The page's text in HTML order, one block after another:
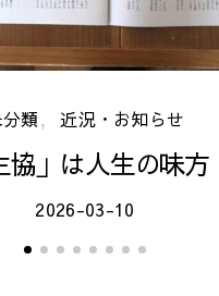
類 近況・お知らせ
協」は人生の味方
2026-03-10